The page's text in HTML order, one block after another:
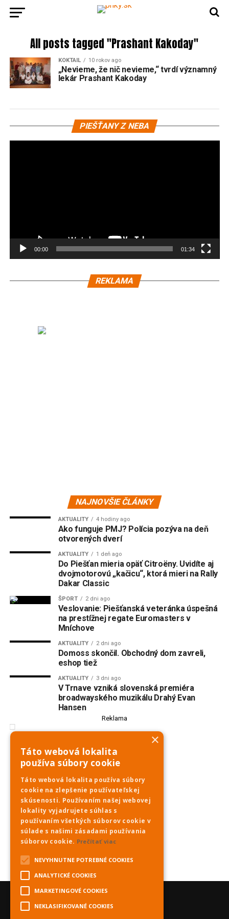
All posts tagged "Prashant Kakoday"
KOKTAIL 10 rokov ago
„Nevieme, že nič nevieme,“ tvrdí významný
lekár Prashant Kakoday
PIEŠŤANY Z NEBA
00:00 01:34
REKLAMA
NAJNOVŠIE ČLÁNKY
AKTUALITY 4 hodiny ago
Ako funguje PMJ? Polícia pozýva na deň
otvorených dverí
AKTUALITY 1 deň ago
Do Piešťan mieria opäť Citroëny. Uvidíte aj
dvojmotorovú „kačicu“, ktorá mieri na Rally
Dakar Classic
ŠPORT 2 dni ago
Veslovanie: Piešťanská veteránka úspešná
na prestížnej regate Euromasters v
Mníchove
AKTUALITY 2 dni ago
Domoss skončil. Obchodný dom zavreli,
eshop tiež
AKTUALITY 3 dni ago
V Trnave vzniká slovenská premiéra
broadwayského muzikálu Drahý Evan
Hansen
Reklama
×
Táto webová lokalita
používa súbory cookie
Táto webová lokalita používa súbory
cookie na zlepšenie používateľskej
skúsenosti. Používaním našej webovej
lokality vyjadrujete súhlas s
používaním všetkých súborov cookie v
súlade s našimi zásadami používania
súborov cookie. Prečítať viac
NEVYHNUTNE POTREBNÉ COOKIES
ANALYTICKÉ COOKIES
MARKETINGOVÉ COOKIES
NEKLASIFIKOVANÉ COOKIES